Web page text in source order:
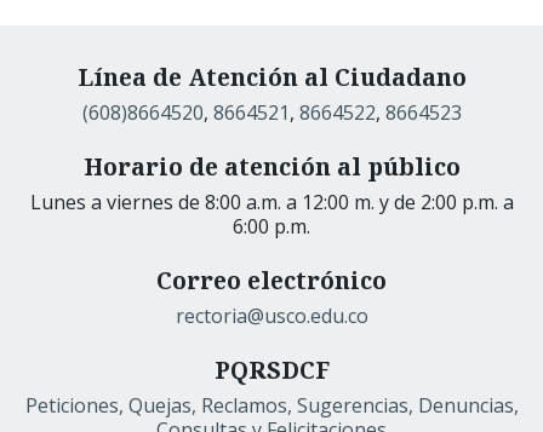
Línea de Atención al Ciudadano
(608)8664520, 8664521, 8664522, 8664523
Horario de atención al público
Lunes a viernes de 8:00 a.m. a 12:00 m. y de 2:00 p.m. a
6:00 p.m.
Correo electrónico
rectoria@usco.edu.co
PQRSDCF
Peticiones, Quejas, Reclamos, Sugerencias, Denuncias,